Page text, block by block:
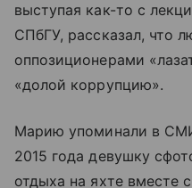
выступая как-то с
СПбГУ, рассказал, что
оппозиционерами
«долой коррупцию».
Марию упоминали в
2015 года девушку
отдыха на яхте вместе